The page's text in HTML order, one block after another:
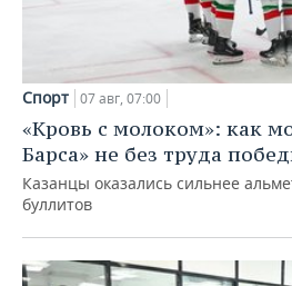
Спорт 07 авг, 07:00
«Кровь с молоком»: как
Барса» не без труда
Казанцы оказались сильнее
буллитов